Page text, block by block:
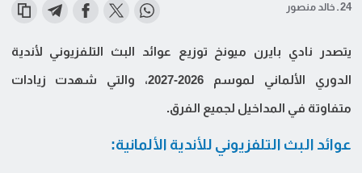
24 ـ خالد منصور
يتصدر نادي بايرن ميونخ توزيع عوائد البث التلفزيوني لأندية
الدوري الألماني لموسم 2026-2027، والتي شهدت زيادات
متفاوتة في المداخيل لجميع الفرق.
عوائد البث التلفزيوني للأندية الألمانية: